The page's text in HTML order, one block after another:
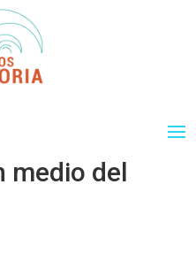
medio del